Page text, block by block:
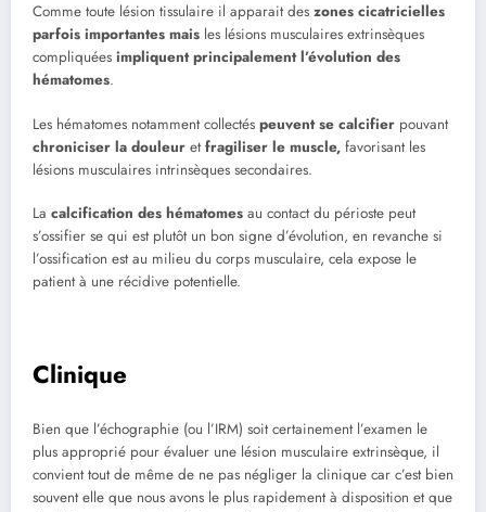
Comme toute lésion tissulaire il apparait des zones cicatricielles
parfois importantes mais les lésions musculaires extrinsèques
compliquées impliquent principalement l’évolution des
hématomes.
Les hématomes notamment collectés peuvent se calcifier pouvant
chroniciser la douleur etfragiliser le muscle, favorisant les
lésions musculaires intrinsèques secondaires.
La calcification des hématomes au contact du périoste peut
s’ossifier se qui est plutôt un bon signe d’évolution, en revanche si
l’ossification est au milieu du corps musculaire, cela expose le
patient à une récidive potentielle.
Clinique
Bien que l’échographie (ou l’IRM) soit certainement l’examen le
plus approprié pour évaluer une lésion musculaire extrinsèque, il
convient tout de même de ne pas négliger la clinique car c’est bien
souvent elle que nous avons le plus rapidement à disposition et que